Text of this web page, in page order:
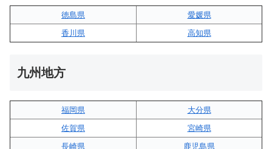
徳島県
愛媛県
香川県
高知県
九州地方
福岡県
大分県
佐賀県
宮崎県
長崎県
鹿児島県